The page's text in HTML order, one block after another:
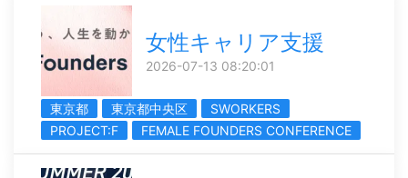
女性キャリア支援
2026-07-13 08:20:01
東京都 東京都中央区
SWORKERS
PROJECT:F
FEMALE FOUNDERS CONFERENCE